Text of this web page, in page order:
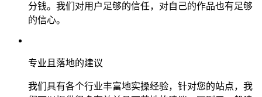
分钱。我们对用户足够的信任，对自己的作品也有足够
的信心。
专业且落地的建议
我们具有各个行业丰富地实操经验，针对您的站点，我